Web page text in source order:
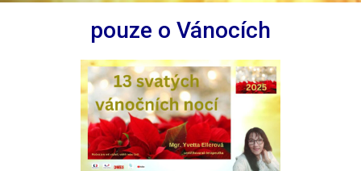
pouze o Vánocích